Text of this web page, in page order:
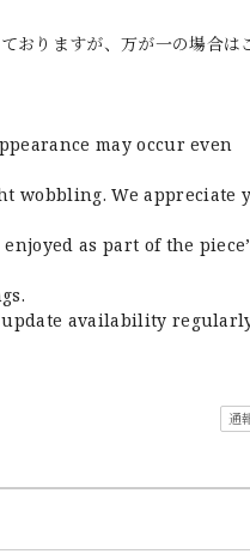
おりますが、万が一の場合は
may occur even
wobbling. We appreciate
as part of the
availability
通